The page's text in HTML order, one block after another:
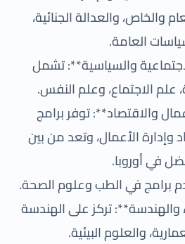
والخاص، والعدالة الجنائية،
العامة.
والسياسية**: تشمل
علم الاجتماع، وعلم النفس.
والاقتصاد**: توفر برامج
الأعمال، وتعد من بين
في أوروبا.
والهندسة**: تركز على الهندسة
والعلوم البيئية.